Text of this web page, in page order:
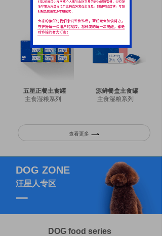
猫品系列
五星正餐主食罐
主食湿粮系列
源鲜餐盒主食罐
主食湿粮系列
查看更多
DOG ZONE
汪星人专区
一
DOG food series